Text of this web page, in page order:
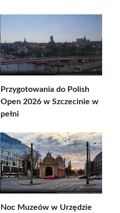
Przygotowania do Polish
Open 2026 w Szczecinie w
pełni
Noc Muzeów w Urzędzie